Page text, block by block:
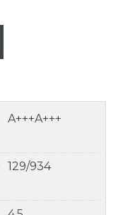
A+++A+++
129/934